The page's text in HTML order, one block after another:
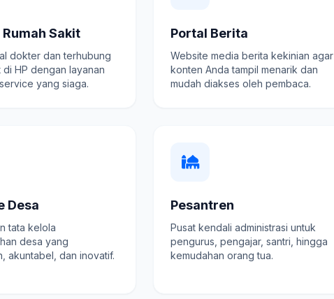
Sakit
dokter dan terhubung
di HP dengan layanan
yang siaga.
Portal Berita
Website media berita kekinian agar
konten Anda tampil menarik dan
mudah diakses oleh pembaca.
Desa
tata kelola
desa yang
akuntabel, dan inovatif.
Pesantren
Pusat kendali administrasi untuk
pengurus, pengajar, santri, hingga
kemudahan orang tua.